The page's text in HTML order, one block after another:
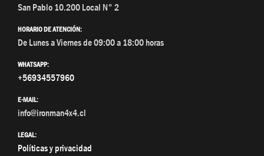
San Pablo 10.200 Local N° 2
HORARIO DE ATENCIÓN:
De Lunes a Viernes de 09:00 a 18:00 horas
WHATSAPP:
+56934557960
E-MAIL:
info@ironman4x4.cl
LEGAL:
Políticas y privacidad